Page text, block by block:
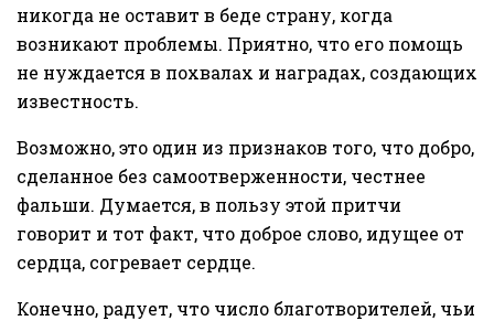
никогда не оставит в беде страну, когда
возникают проблемы. Приятно, что его помощь
не нуждается в похвалах и наградах, создающих
известность.
Возможно, это один из признаков того, что добро,
сделанное без самоотверженности, честнее
фальши. Думается, в пользу этой притчи
говорит и тот факт, что доброе слово, идущее от
сердца, согревает сердце.
Конечно, радует, что число благотворителей, чьи